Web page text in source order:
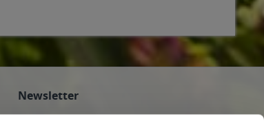
Newsletter
Abonnieren Sie den kostenlosen